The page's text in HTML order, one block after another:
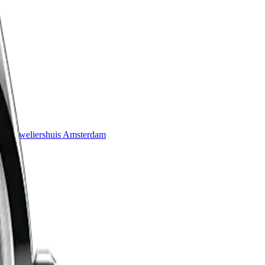
Juweliershuis Amsterdam